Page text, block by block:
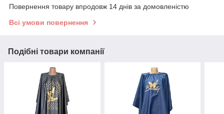
Повернення товару впродовж 14 днів за домовленістю
Всі умови повернення
Подібні товари компанії